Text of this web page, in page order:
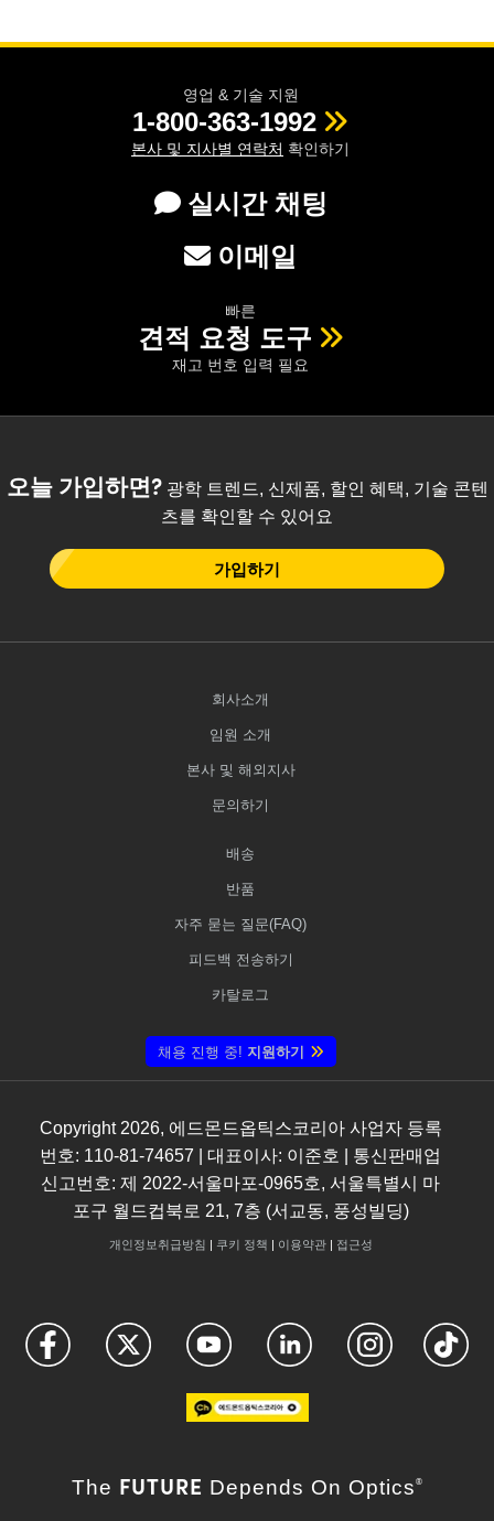
영업 & 기술 지원
1-800-363-1992
본사 및 지사별 연락처 확인하기
실시간 채팅
이메일
빠른
견적 요청 도구
재고 번호 입력 필요
오늘 가입하면?광학 트렌드, 신제품, 할인 혜택, 기술 콘텐
츠를 확인할 수 있어요
가입하기
회사소개
임원 소개
본사 및 해외지사
문의하기
배송
반품
자주 묻는 질문(FAQ)
피드백 전송하기
카탈로그
채용 진행 중! 지원하기
Copyright 2026, 에드몬드옵틱스코리아 사업자 등록
번호: 110-81-74657 | 대표이사: 이준호 | 통신판매업
신고번호: 제 2022-서울마포-0965호, 서울특별시 마
포구 월드컵북로 21, 7층 (서교동, 풍성빌딩)
개인정보취급방침 쿠키 정책 이용약관| 접근성
The FUTURE Depends On Optics ®